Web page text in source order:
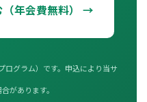
（年会費無料） →
グラム）です。申込により当サ
があります。